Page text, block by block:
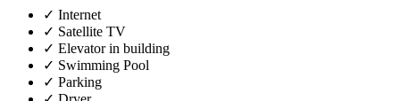
✓ Internet
✓ Satellite TV
✓ Elevator in building
✓ Swimming Pool
✓ Parking